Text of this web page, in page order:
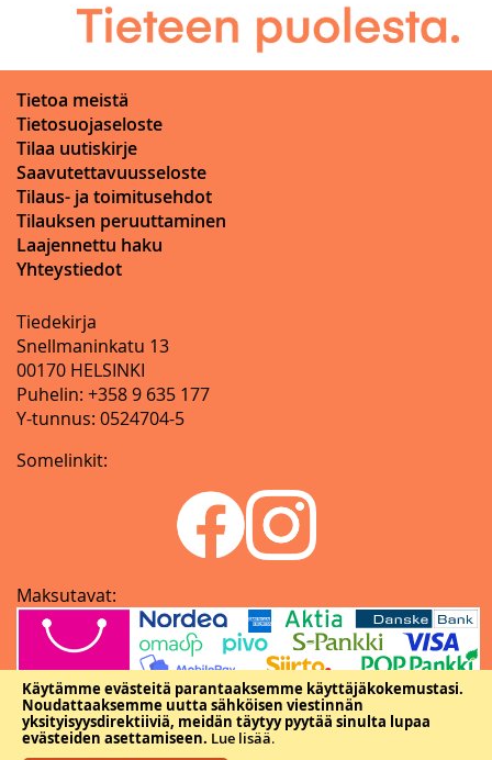
Käytämme evästeitä parantaaksemme käyttäjäkokemustasi.
Noudattaaksemme uutta sähköisen viestinnän
yksityisyysdirektiiviä, meidän täytyy pyytää sinulta lupaa
evästeiden asettamiseen. Lue lisää.
Tietoa meistä
Tietosuojaseloste
Tilaa uutiskirje
Saavutettavuusseloste
Tilaus- ja toimitusehdot
Tilauksen peruuttaminen
Laajennettu haku
Yhteystiedot
Tiedekirja
Snellmaninkatu 13
00170 HELSINKI
Puhelin: +358 9 635 177
Y-tunnus: 0524704-5
Somelinkit:
Maksutavat: